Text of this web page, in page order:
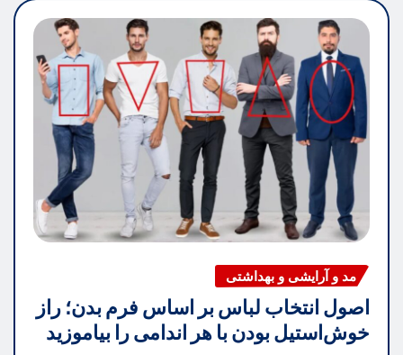
مد و آرایشی و بهداشتی
اصول انتخاب لباس بر اساس فرم بدن؛ راز
خوش‌استیل بودن با هر اندامی را بیاموزید